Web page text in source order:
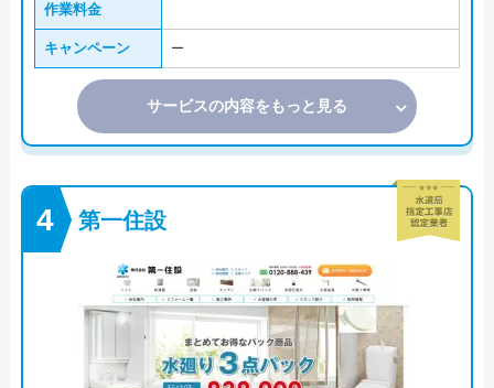
作業料金
キャンペーン ー
サービスの内容をもっと見る
第一住設